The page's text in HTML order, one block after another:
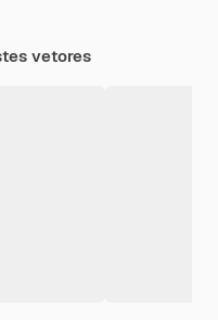
vetores